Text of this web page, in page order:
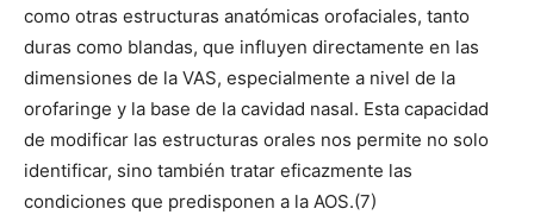
como otras estructuras anatómicas orofaciales, tanto
duras como blandas, que influyen directamente en las
dimensiones de la VAS, especialmente a nivel de la
orofaringe y la base de la cavidad nasal. Esta capacidad
de modificar las estructuras orales nos permite no solo
identificar, sino también tratar eficazmente las
condiciones que predisponen a la AOS.(7)